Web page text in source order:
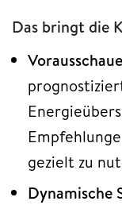
Das bringt die
gezielt zu
Dynamische